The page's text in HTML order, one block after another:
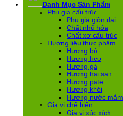
Danh Mục Sản Phẩm
Phụ gia cấu trúc
Phụ gia giòn dai
Chất nhũ hóa
Chất xơ cấu trúc
Hương liệu thực phẩm
Hương bò
Hương heo
Hương gà
Hương hải sản
Hương pate
Hương khói
Hương nước mắm
Gia vị chế biến
Gia vị xúc xích